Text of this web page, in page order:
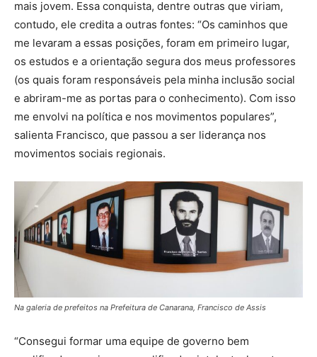
mais jovem. Essa conquista, dentre outras que viriam,
contudo, ele credita a outras fontes: “Os caminhos que
me levaram a essas posições, foram em primeiro lugar,
os estudos e a orientação segura dos meus professores
(os quais foram responsáveis pela minha inclusão social
e abriram-me as portas para o conhecimento). Com isso
me envolvi na política e nos movimentos populares”,
salienta Francisco, que passou a ser liderança nos
movimentos sociais regionais.
Na galeria de prefeitos na Prefeitura de Canarana, Francisco de Assis
“Consegui formar uma equipe de governo bem